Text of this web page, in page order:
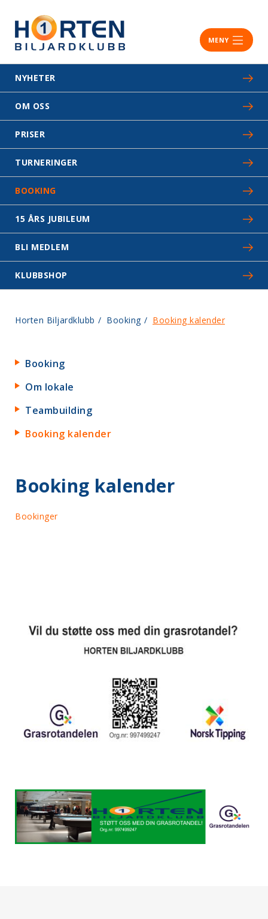
MENY
NYHETER
OM OSS
PRISER
TURNERINGER
BOOKING
15 ÅRS JUBILEUM
BLI MEDLEM
KLUBBSHOP
Horten Biljardklubb / Booking / Booking kalender
Booking
Om lokale
Teambuilding
Booking kalender
Booking kalender
Bookinger